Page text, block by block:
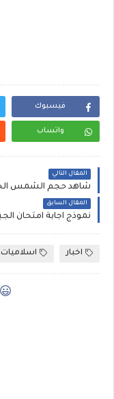
فيسبوك
واتساب
المقال التالي
المقال السابق
اخبار اسلاميات